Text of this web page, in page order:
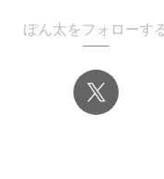
ぽん太をフォローす